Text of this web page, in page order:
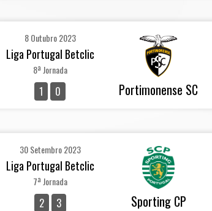
8 Outubro 2023
Liga Portugal Betclic
8ª Jornada
1 0 Portimonense SC
30 Setembro 2023
Liga Portugal Betclic
7ª Jornada
2 3 Sporting CP